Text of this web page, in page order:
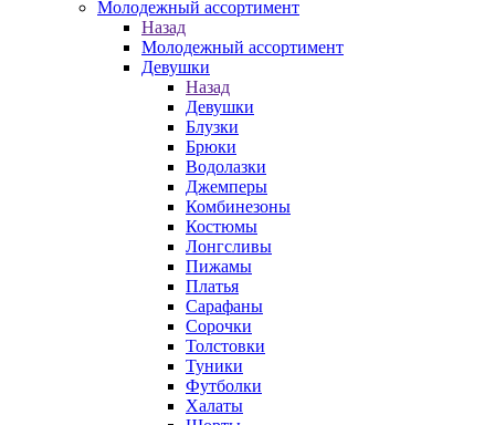
Молодежный ассортимент
Назад
Молодежный ассортимент
Девушки
Назад
Девушки
Блузки
Брюки
Водолазки
Джемперы
Комбинезоны
Костюмы
Лонгсливы
Пижамы
Платья
Сарафаны
Сорочки
Толстовки
Туники
Футболки
Халаты